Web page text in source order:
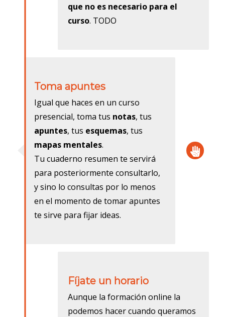
que no es necesario para el
curso. TODO
Toma apuntes
Igual que haces en un curso
presencial, toma tus notas, tus
apuntes, tus esquemas, tus
mapas mentales.
Tu cuaderno resumen te servirá
para posteriormente consultarlo,
y sino lo consultas por lo menos
en el momento de tomar apuntes
te sirve para fijar ideas.
Fíjate un horario
Aunque la formación online la
podemos hacer cuando queramos